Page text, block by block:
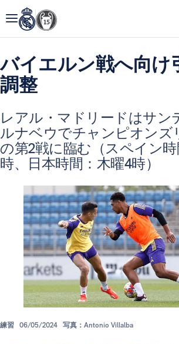
バイエルン戦へ向け
調整
レアル・マドリードはサン
ルナベウでチャンピオンズ
の第2戦に臨む（スペイン時
時、日本時間：木曜4時）
練習 06/05/2024 写真：Antonio Villalba